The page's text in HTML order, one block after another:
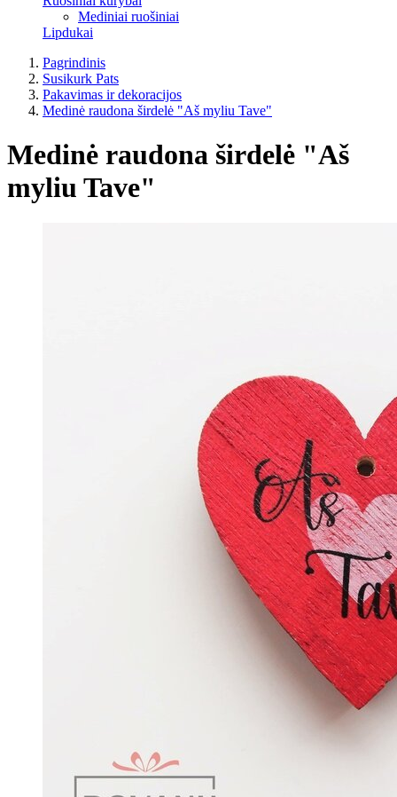
Mediniai ruošiniai
Lipdukai
Pagrindinis
Susikurk Pats
Pakavimas ir dekoracijos
Medinė raudona širdelė "Aš myliu Tave"
Medinė raudona širdelė "Aš
myliu Tave"